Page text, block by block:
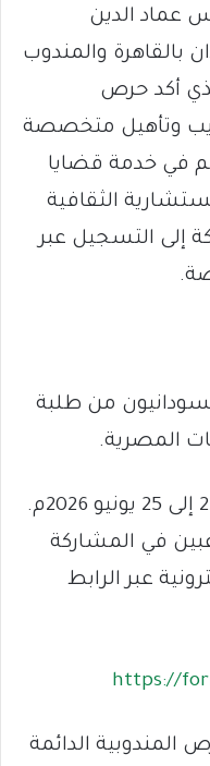
عماد الدين
والمندوب
أكد حرص
وتأهيل متخصصة
في خدمة قضايا
الثقافية
إلى التسجيل عبر
من طلبة
المصرية.
في المشاركة
عبر الرابط
https://
المندوبية الدائمة